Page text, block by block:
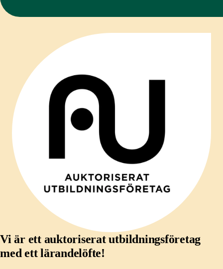
Vi är ett auktoriserat utbildningsföretag
med ett lärandelöfte!